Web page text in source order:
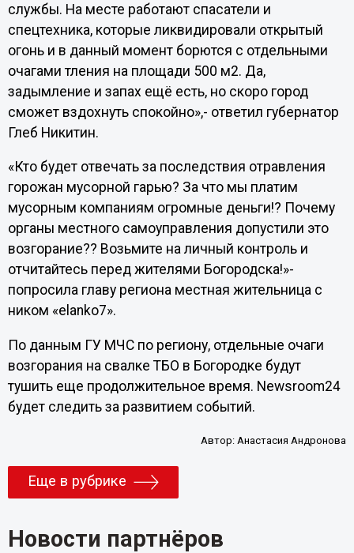
службы. На месте работают спасатели и
спецтехника, которые ликвидировали открытый
огонь и в данный момент борются с отдельными
очагами тления на площади 500 м2. Да,
задымление и запах ещё есть, но скоро город
сможет вздохнуть спокойно»,- ответил губернатор
Глеб Никитин.
«Кто будет отвечать за последствия отравления
горожан мусорной гарью? За что мы платим
мусорным компаниям огромные деньги!? Почему
органы местного самоуправления допустили это
возгорание?? Возьмите на личный контроль и
отчитайтесь перед жителями Богородска!»-
попросила главу региона местная жительница с
ником «elanko7».
По данным ГУ МЧС по региону, отдельные очаги
возгорания на свалке ТБО в Богородке будут
тушить еще продолжительное время. Newsroom24
будет следить за развитием событий.
Автор:Анастасия Андронова
Еще в рубрике
Новости партнёров